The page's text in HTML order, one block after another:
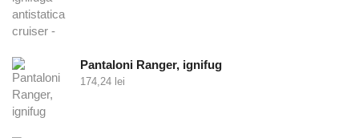
Pantaloni Ranger, ignifug
174,24 lei